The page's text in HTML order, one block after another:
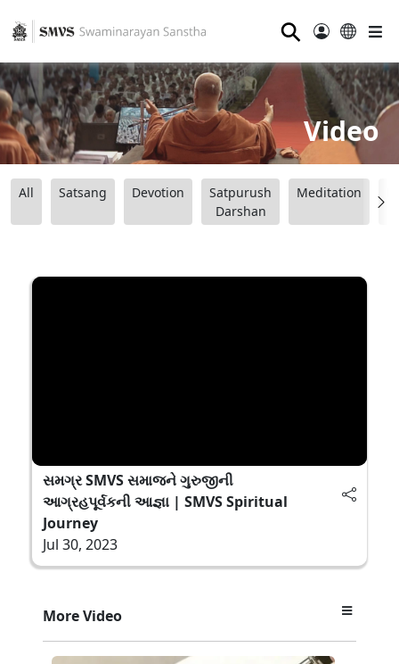
⚲
Video
All Satsang Devotion
Satpurush
Darshan
Meditation
સમગ્ર SMVS સમાજને ગુરુજીની
આગ્રહપૂર્વકની આજ્ઞા | SMVS Spiritual
Journey
Jul 30, 2023
More Video